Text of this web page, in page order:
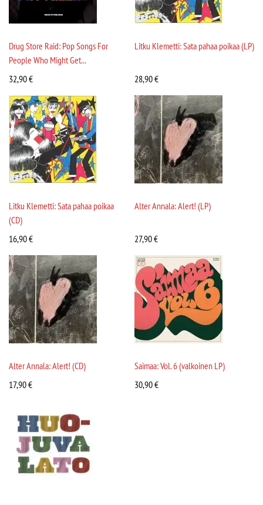
Drug Store Raid: Pop Songs For
People Who Might Get...
32,90€
Litku Klemetti: Sata pahaa poikaa (LP)
28,90€
Litku Klemetti: Sata pahaa poikaa
(CD)
16,90€
Alter Annala: Alert! (LP)
27,90€
Alter Annala: Alert! (CD)
17,90€
Saimaa: Vol. 6 (valkoinen LP)
30,90€